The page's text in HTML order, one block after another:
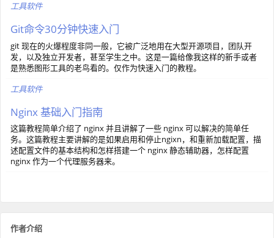
工具软件
Git命令30分钟快速入门
git 现在的火爆程度非同一般，它被广泛地用在大型开源项目，团队开
发，以及独立开发者，甚至学生之中。这是一篇给像我这样的新手或者
是熟悉图形工具的老鸟看的。仅作为快速入门的教程。
工具软件
Nginx 基础入门指南
这篇教程简单介绍了 nginx 并且讲解了一些 nginx 可以解决的简单任
务。这篇教程主要讲解的是如果启用和停止ngixn，和重新加载配置，描
述配置文件的基本结构和怎样搭建一个 nginx 静态辅助器，怎样配置
nginx 作为一个代理服务器来。
作者介绍